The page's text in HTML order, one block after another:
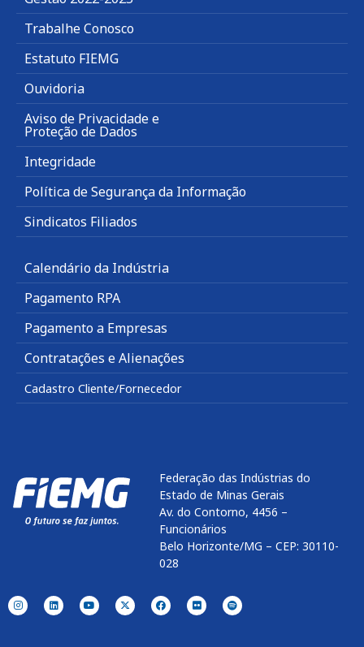
Trabalhe Conosco
Estatuto FIEMG
Ouvidoria
Aviso de Privacidade e
Proteção de Dados
Integridade
Política de Segurança da Informação
Sindicatos Filiados
Calendário da Indústria
Pagamento RPA
Pagamento a Empresas
Contratações e Alienações
Cadastro Cliente/Fornecedor
Federação das Indústrias do
Estado de Minas Gerais
Av. do Contorno, 4456 –
Funcionários
Belo Horizonte/MG – CEP: 30110-
028